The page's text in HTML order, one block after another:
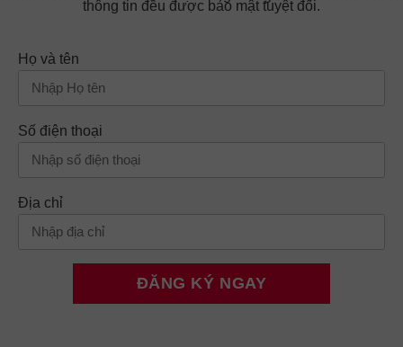
thông tin đều được bảo mật tuyệt đối.
Họ và tên
Số điện thoại
Địa chỉ